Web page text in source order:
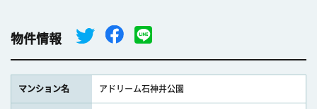
物件情報
マンション名 アドリーム石神井公園